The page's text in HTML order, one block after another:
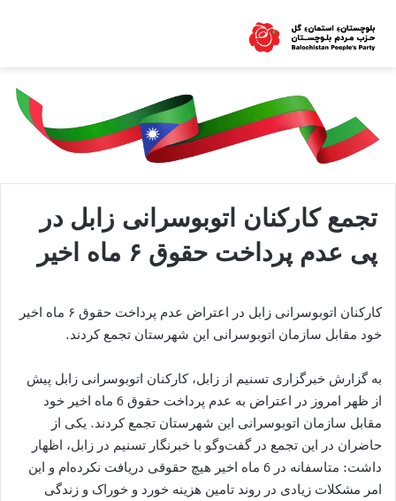
تجمع کارکنان اتوبوسرانی زابل در
پی عدم پرداخت حقوق ۶ ماه اخیر
کارکنان اتوبوسرانی زابل در اعتراض عدم پرداخت حقوق ۶ ماه اخیر
خود مقابل سازمان اتوبوسرانی این شهرستان تجمع کردند.
به گزارش خبرگزاری تسنیم از زابل، کارکنان اتوبوسرانی زابل پیش
از ظهر امروز در اعتراض به عدم پرداخت حقوق 6 ماه اخیر خود
مقابل سازمان اتوبوسرانی این شهرستان تجمع کردند. یکی از
حاضران در این تجمع در گفت‌وگو با خبرنگار تسنیم در زابل، اظهار
داشت: متاسفانه در 6 ماه اخیر هیچ حقوقی دریافت نکرده‌ام و این
امر مشکلات زیادی در روند تامین هزینه خورد و خوراک و زندگی